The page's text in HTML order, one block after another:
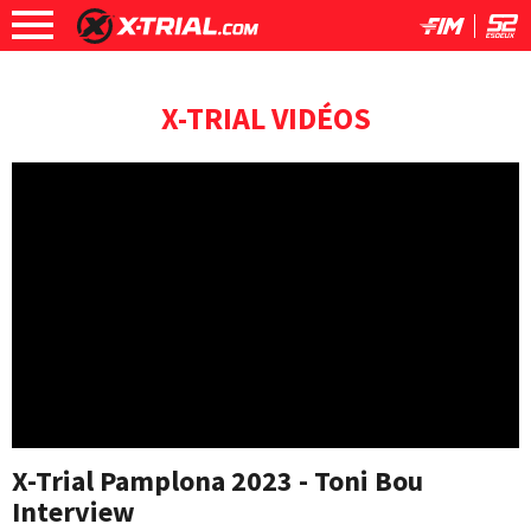
X-TRIAL VIDÉOS
X-Trial Pamplona 2023 - Toni Bou
Interview